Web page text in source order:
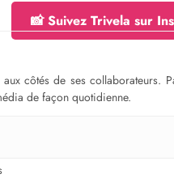
📸 Suivez Trivela sur
côtés de ses collaborateurs.
de façon quotidienne.